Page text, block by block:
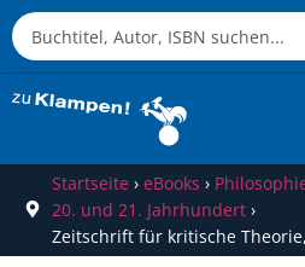
Startseite › eBooks ›
20. und 21. Jahrhundert›
Zeitschrift für kritische